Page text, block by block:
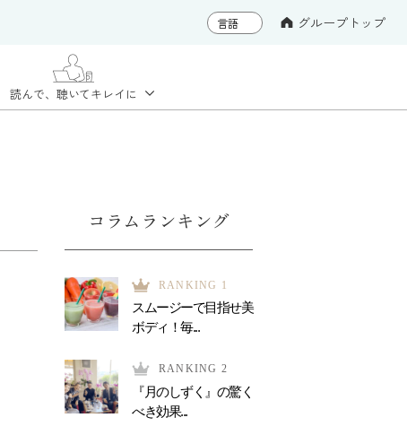
グループトップ
読んで、聴いてキレイに
コラムランキング
RANKING 1
スムージーで目指せ美
ボディ！毎...
RANKING 2
『月のしずく』の驚く
べき効果...